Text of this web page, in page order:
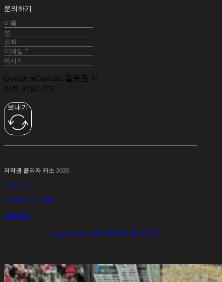
문의하기
Google reCaptcha: 잘못된 사
이트 키입니다.
보내기
저작권 플라자 카소 2025
이용 약관
개인정보 보호정책
쿠키 정책
Visibilidadon에서 제작한 웹사이트